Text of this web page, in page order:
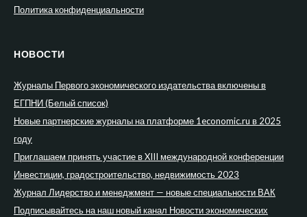
Политика конфиденциальности
НОВОСТИ
Журналы Первого экономического издательства включены в
ЕГПНИ (Белый список)
Новые партнерские журналы на платформе 1economic.ru в 2025
году
Приглашаем принять участие в XIII международной конференции
Инвестиции, градостроительство, недвижимость 2023
Журнал Лидерство и менеджмент — новые специальности ВАК
Подписывайтесь на наш новый канал Новости экономических